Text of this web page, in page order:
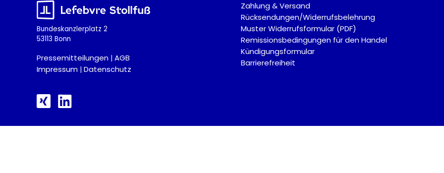
Bundeskanzlerplatz 2
53113 Bonn
Pressemitteilungen| AGB
Impressum| Datenschutz
Zahlung & Versand
Rücksendungen/Widerrufsbelehrung
Muster Widerrufsformular (PDF)
Remissionsbedingungen für den Handel
Kündigungsformular
Barrierefreiheit